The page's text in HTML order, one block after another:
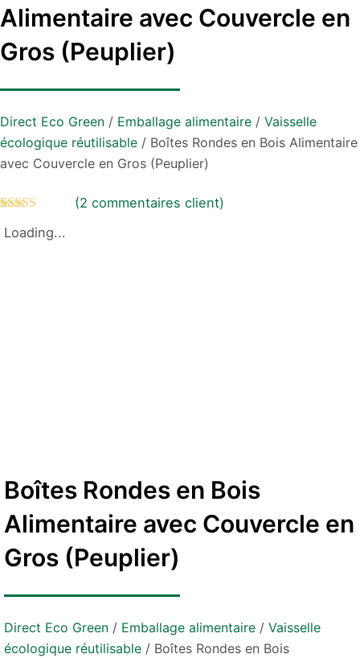
Alimentaire avec Couvercle en
Gros (Peuplier)
Direct Eco Green / Emballage alimentaire / Vaisselle
écologique réutilisable / Boîtes Rondes en Bois Alimentaire
avec Couvercle en Gros (Peuplier)
out of 5
(2 commentaires client)
Loading...
Boîtes Rondes en Bois
Alimentaire avec Couvercle en
Gros (Peuplier)
Direct Eco Green / Emballage alimentaire / Vaisselle
écologique réutilisable / Boîtes Rondes en Bois